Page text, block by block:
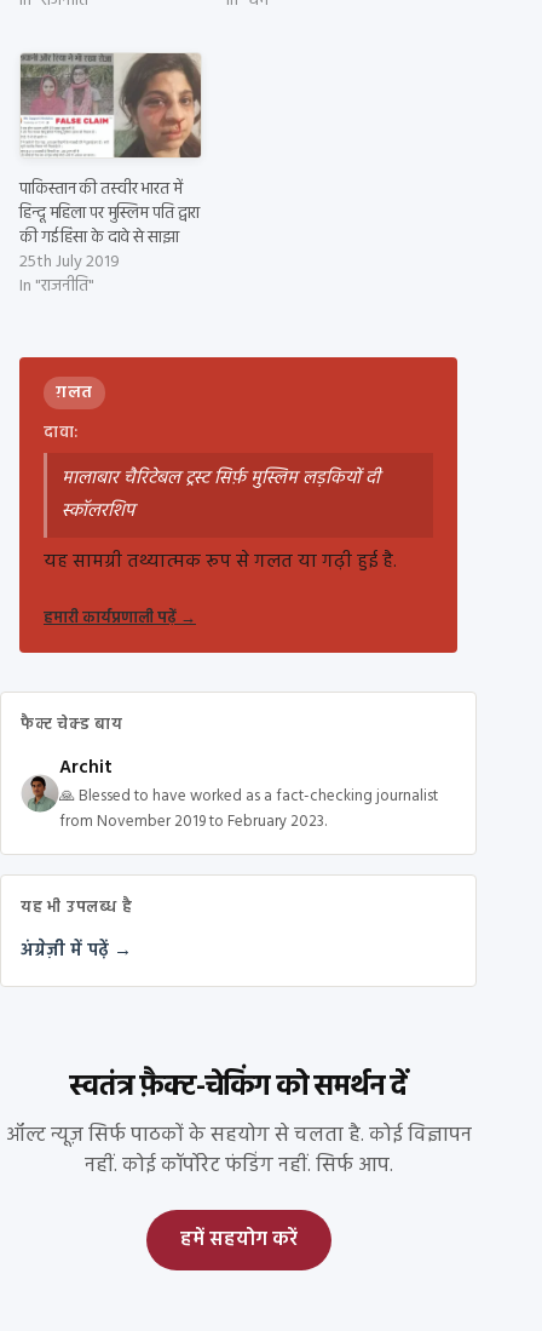
पाकिस्तान की तस्वीर भारत में
हिन्दू महिला पर मुस्लिम पति द्वारा
की गई हिंसा के दावे से साझा
25th July 2019
In "राजनीति"
ग़लत
दावा:
मालाबार चैरिटेबल ट्रस्ट सिर्फ़ मुस्लिम लड़कियों दी
स्कॉलरशिप
यह सामग्री तथ्यात्मक रूप से गलत या गढ़ी हुई है.
हमारी कार्यप्रणाली पढ़ें→
फैक्ट चेक्ड बाय
Archit
🙏 Blessed to have worked as a fact-checking journalist
from November 2019 to February 2023.
यह भी उपलब्ध है
अंग्रेज़ी में पढ़ें →
स्वतंत्र फ़ैक्ट-चेकिंग को समर्थन दें
ऑल्ट न्यूज़ सिर्फ पाठकों के सहयोग से चलता है. कोई विज्ञापन
नहीं. कोई कॉर्पोरेट फंडिंग नहीं. सिर्फ आप.
हमें सहयोग करें